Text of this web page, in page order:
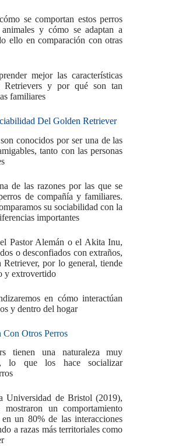
se comportan estos perros
y cómo se adaptan a
ello en comparación con otras
mejor las características
Retrievers y por qué son tan
familiares
Del Golden Retriever
conocidos por ser una de las
tanto con las personas
de las razones por las que se
de compañía y familiares.
su sociabilidad con la
importantes
Pastor Alemán o el Akita Inu,
o desconfiados con extraños,
Retriever, por lo general, tiende
y extrovertido
en cómo interactúan
y dentro del hogar
Con Otros Perros
tienen una naturaleza muy
lo que los hace socializar
Universidad de Bristol (2019),
un comportamiento
un 80% de las interacciones
a razas más territoriales como